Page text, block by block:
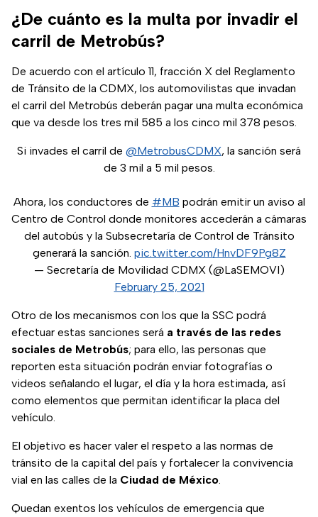
¿De cuánto es la multa por invadir el
carril de Metrobús?
De acuerdo con el artículo 11, fracción X del Reglamento
de Tránsito de la CDMX, los automovilistas que invadan
el carril del Metrobús deberán pagar una multa económica
que va desde los tres mil 585 a los cinco mil 378 pesos.
Si invades el carril de @MetrobusCDMX, la sanción será
de 3 mil a 5 mil pesos.
Ahora, los conductores de #MB podrán emitir un aviso al
Centro de Control donde monitores accederán a cámaras
del autobús y la Subsecretaría de Control de Tránsito
generará la sanción. pic.twitter.com/HnvDF9Pg8Z
— Secretaría de Movilidad CDMX (@LaSEMOVI)
February 25, 2021
Otro de los mecanismos con los que la SSC podrá
efectuar estas sanciones será a través de las redes
sociales de Metrobús; para ello, las personas que
reporten esta situación podrán enviar fotografías o
videos señalando el lugar, el día y la hora estimada, así
como elementos que permitan identificar la placa del
vehículo.
El objetivo es hacer valer el respeto a las normas de
tránsito de la capital del país y fortalecer la convivencia
vial en las calles de la Ciudad de México.
Quedan exentos los vehículos de emergencia que